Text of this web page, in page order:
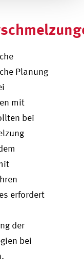
Planung
mit
bei
erfordert
der
bei